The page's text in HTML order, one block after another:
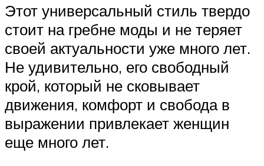
Этот универсальный стиль твердо
стоит на гребне моды и не теряет
своей актуальности уже много лет.
Не удивительно, его свободный
крой, который не сковывает
движения, комфорт и свобода в
выражении привлекает женщин
еще много лет.